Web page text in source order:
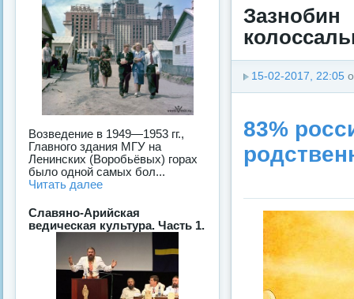
15-02-2017, 22:05
83%
Возведение в 1949—1953 гг.,
Главного здания МГУ на
Ленинских (Воробьёвых) горах
было одной самых бол...
Читать далее
Славяно-Арийская
ведическая культура. Часть 1.